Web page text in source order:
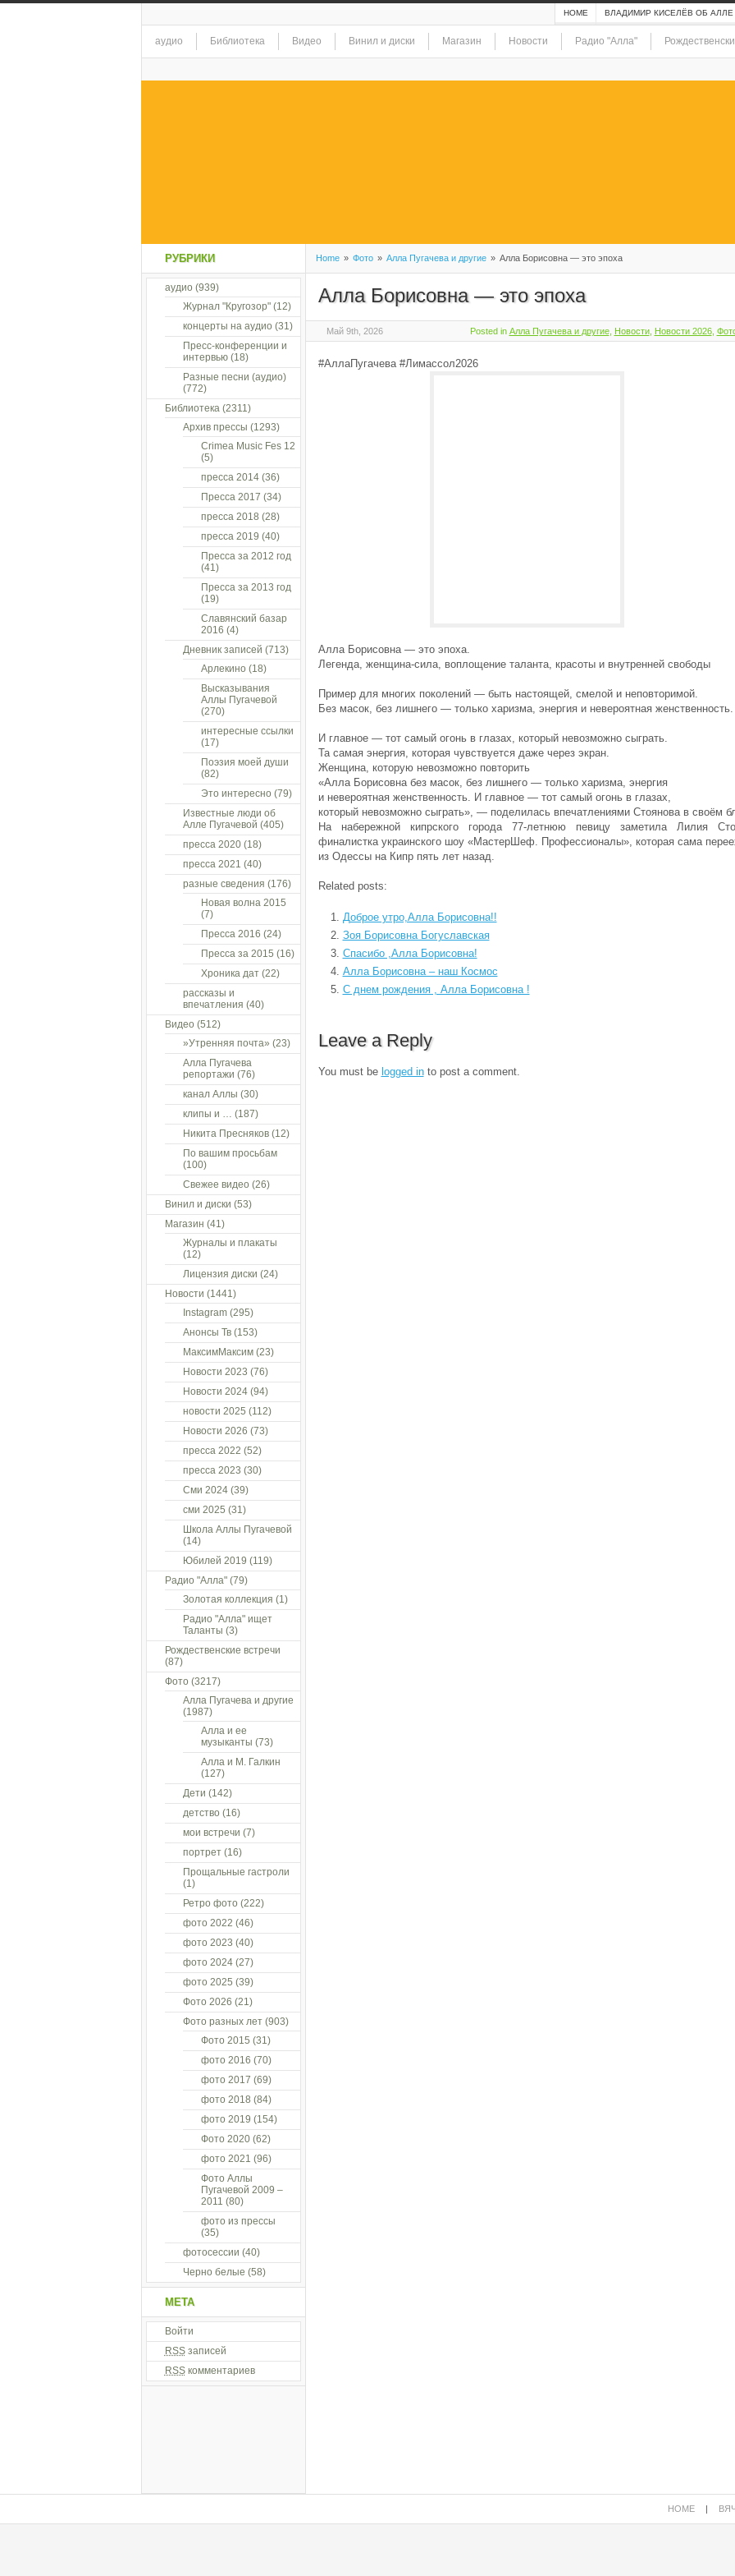
HOME ВЛАДИМИР КИСЕЛЁВ ОБ АЛЛЕ
аудио Библиотека Видео Винил и диски Магазин Новости Радио "Алла"
Home » Фото » Алла Пугачева и другие » Алла Борисовна — это эпоха
Алла Борисовна — это эпоха
Май 9th, 2026 Posted in Алла Пугачева и другие, Новости, Новости 2026,
#АллаПугачева #Лимассол2026
Алла Борисовна — это эпоха.
Легенда, женщина-сила, воплощение таланта, красоты и внутренней свободы
Пример для многих поколений — быть настоящей, смелой и неповторимой.
Без масок, без лишнего — только харизма, энергия и невероятная женственность.
И главное — тот самый огонь в глазах, который невозможно сыграть.
Та самая энергия, которая чувствуется даже через экран.
Женщина, которую невозможно повторить
«Алла Борисовна без масок, без лишнего — только харизма, энергия
и невероятная женственность. И главное — тот самый огонь в глазах,
который невозможно сыграть», — поделилась впечатлениями Стоянова в своём
На набережной кипрского города 77-летнюю певицу заметила Лилия
финалистка украинского шоу «МастерШеф. Профессионалы», которая сама
из Одессы на Кипр пять лет назад.
Related posts:
Доброе утро,Алла Борисовна!!
Зоя Борисовна Богуславская
Спасибо ,Алла Борисовна!
Алла Борисовна – наш Космос
С днем рождения , Алла Борисовна !
Leave a Reply
You must be logged into post a comment.
РУБРИКИ
аудио (939)
Журнал "Кругозор"(12)
концерты на аудио (31)
Пресс-конференции и
интервью(18)
Разные песни (аудио)
(772)
Библиотека(2311)
Архив прессы (1293)
Crimea Music Fes 12
(5)
пресса 2014(36)
Пресса 2017 (34)
пресса 2018 (28)
пресса 2019 (40)
Пресса за 2012 год
(41)
Пресса за 2013 год
(19)
Славянский базар
2016 (4)
Дневник записей (713)
Арлекино (18)
Высказывания
Аллы Пугачевой
(270)
интересные ссылки
(17)
Поэзия моей души
(82)
Это интересно (79)
Известные люди об
Алле Пугачевой (405)
пресса 2020(18)
пресса 2021 (40)
разные сведения (176)
Новая волна 2015
(7)
Пресса 2016 (24)
Пресса за 2015 (16)
Хроника дат(22)
рассказы и
впечатления (40)
Видео (512)
»Утренняя почта» (23)
Алла Пугачева
репортажи (76)
канал Аллы (30)
клипы и … (187)
Никита Пресняков(12)
По вашим просьбам
(100)
Свежее видео (26)
Винил и диски (53)
Магазин (41)
Журналы и плакаты
(12)
Лицензия диски (24)
Новости (1441)
Instagram(295)
Анонсы Тв(153)
МаксимМаксим(23)
Новости 2023 (76)
Новости 2024(94)
новости 2025 (112)
Новости 2026 (73)
пресса 2022 (52)
пресса 2023 (30)
Сми 2024(39)
сми 2025 (31)
Школа Аллы Пугачевой
(14)
Юбилей 2019 (119)
Радио "Алла"(79)
Золотая коллекция (1)
Радио "Алла" ищет
Таланты (3)
Рождественские встречи
(87)
Фото (3217)
Алла Пугачева и другие
(1987)
Алла и ее
музыканты (73)
Алла и М. Галкин
(127)
Дети (142)
детство (16)
мои встречи (7)
портрет(16)
Прощальные гастроли
(1)
Ретро фото (222)
фото 2022 (46)
фото 2023 (40)
фото 2024(27)
фото 2025 (39)
Фото 2026 (21)
Фото разных лет(903)
Фото 2015 (31)
фото 2016 (70)
фото 2017 (69)
фото 2018 (84)
фото 2019 (154)
Фото 2020(62)
фото 2021 (96)
Фото Аллы
Пугачевой 2009 –
2011 (80)
фото из прессы
(35)
фотосессии (40)
Черно белые (58)
МЕТА
Войти
RSSзаписей
RSSкомментариев
HOME |